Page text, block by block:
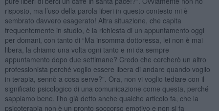
risposto, ma l’uso della parola liberi in questo contesto mi è
sembrato davvero esagerato! Altra situazione, che capita
frequentemente in studio, è la richiesta di un appuntamento oggi
per domani, con tanto di “Ma insomma dottoressa, lei non è mai
libera, la chiamo una volta ogni tanto e mi da sempre
appuntamento dopo due settimane? Credo che cercherò un altro
professionista perché voglio essere libera di andare quando voglio
in terapia, sennò a cosa serve?”. Ora, non vi voglio tediare con il
significato psicologico di una comunicazione come questa, perché
sappiamo bene, l’ho già detto anche qualche articolo fa, che la
psicoterapia non è un pronto soccorso emotivo e non si fa